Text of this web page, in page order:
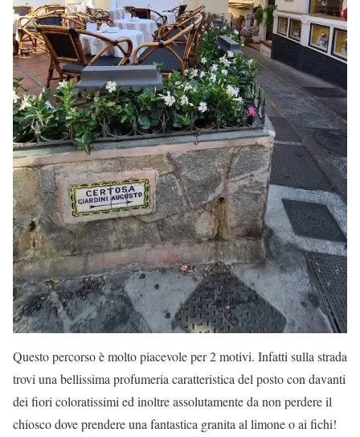
Questo percorso è molto piacevole per 2 motivi. Infatti sulla strada
trovi una bellissima profumeria caratteristica del posto con davanti
dei fiori coloratissimi ed inoltre assolutamente da non perdere il
chiosco dove prendere una fantastica granita al limone o ai fichi!